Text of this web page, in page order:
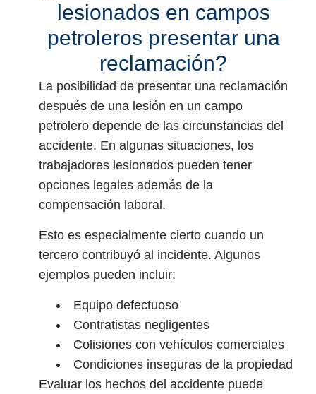
lesionados en campos
petroleros presentar una
reclamación?
La posibilidad de presentar una reclamación
después de una lesión en un campo
petrolero depende de las circunstancias del
accidente. En algunas situaciones, los
trabajadores lesionados pueden tener
opciones legales además de la
compensación laboral.
Esto es especialmente cierto cuando un
tercero contribuyó al incidente. Algunos
ejemplos pueden incluir:
Equipo defectuoso
Contratistas negligentes
Colisiones con vehículos comerciales
Condiciones inseguras de la propiedad
Evaluar los hechos del accidente puede